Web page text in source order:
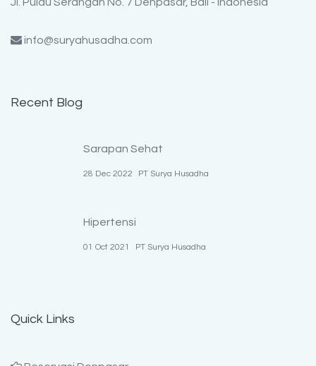
Jl. Pulau Serangan No. 7 Denpasar, Bali - Indonesia
info@suryahusadha.com
Recent Blog
Sarapan Sehat
28 Dec 2022 PT Surya Husadha
Hipertensi
01 Oct 2021 PT Surya Husadha
Quick Links